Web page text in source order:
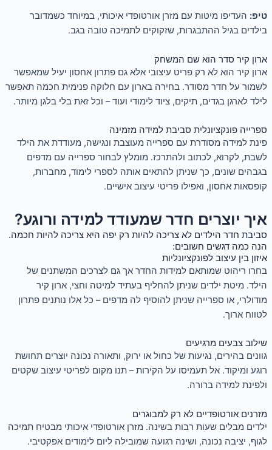
טיפ: העדיפו מיטות עם מזרן אורטופדי איכותי, במיוחד כשמדובר
בילדים בגיל ההתבגרות, שזקוקים לתמיכה טובה בגב.
ארון קיר סדר הוא שם המשחק
ארון קיר הוא לא רק פריט עיצובי אלא גם פתרון אחסון יעיל שמאפשר
לשמור על חדר מסודר. בחירה בארון עם חלוקה פנימית חכמה תאפשר
לילד לארגן בגדים, תיקים, ציוד לימודי ועוד – וכל זאת בלי בלגן מיותר.
ספרייה פונקציונלית סביבת למידה מזמינה
פינת למידה מסודרת עם ספרייה מעוצבת ונגישה, מעודדת את הילד
לשבת, לקרוא, לכתוב ולהתרכז. מומלץ לבחור ספרייה עם מדפים
בגבהים שונים, כך שניתן להתאים אותה לספרי לימוד, מחברות,
קופסאות אחסון, ואפילו פריטי עיצוב אישיים.
איך יוצרים חדר שמעודד למידה ורוגע?
סביבת חדר הילדים לא צריכה להיות רק יפה היא צריכה להיות חכמה.
הנה כמה דגשים חשובים:
איזון בין עיצוב לפונקציונליות
בחרו ריהוט שמותאם למידות החדר אך גם לצרכים המשתנים של
הילד. מיטת ילדים שניתן להחליף בעתיד למיטה וחצי, ארון קיר
מודולרי, או ספרייה שניתן להוסיף לה מדפים – כל אלו נותנים פתרון
לטווח ארוך.
שילוב צבעים מרגיעים
גוונים בהירים, נגיעות של כחול או ירוק, ותאורה נכונה יוצרים תחושת
רוגע ומיקוד. אל תעמיסו על הקירות – תנו מקום לפריטי עיצוב שקטים
ולפינת למידה ברורה.
מזרנים אורטופדיים לא רק למבוגרים
ילדים מבלים שעות רבות בשינה. מזרן אורטופדי איכותי מבטיח תמיכה
לגוף, יציבה נכונה, ושינה רגועה שמובילה ליום לימודים אפקטיבי.